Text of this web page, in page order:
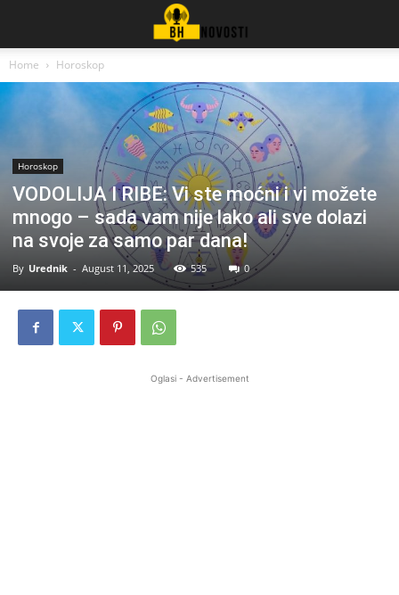
Home Horoskop
Horoskop
VODOLIJA I RIBE: Vi ste moćni i vi možete
mnogo – sada vam nije lako ali sve dolazi
na svoje za samo par dana!
By Urednik - August 11, 2025 535 0
Oglasi - Advertisement